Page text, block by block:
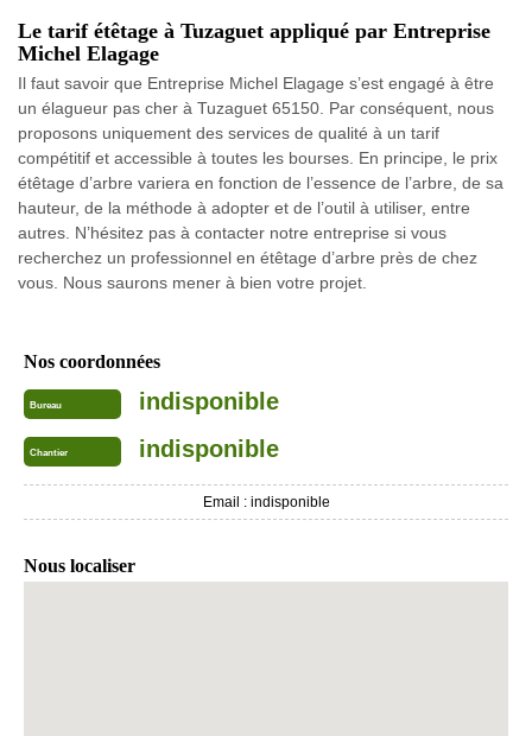
Le tarif étêtage à Tuzaguet appliqué par Entreprise
Michel Elagage
Il faut savoir que Entreprise Michel Elagage s’est engagé à être
un élagueur pas cher à Tuzaguet 65150. Par conséquent, nous
proposons uniquement des services de qualité à un tarif
compétitif et accessible à toutes les bourses. En principe, le prix
étêtage d’arbre variera en fonction de l’essence de l’arbre, de sa
hauteur, de la méthode à adopter et de l’outil à utiliser, entre
autres. N’hésitez pas à contacter notre entreprise si vous
recherchez un professionnel en étêtage d’arbre près de chez
vous. Nous saurons mener à bien votre projet.
Nos coordonnées
Bureau indisponible
Chantier indisponible
Email : indisponible
Nous localiser